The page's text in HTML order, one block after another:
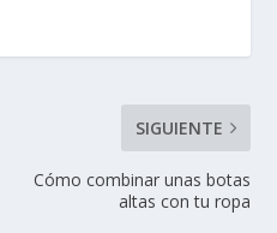
SIGUIENTE
Cómo combinar unas botas
altas con tu ropa